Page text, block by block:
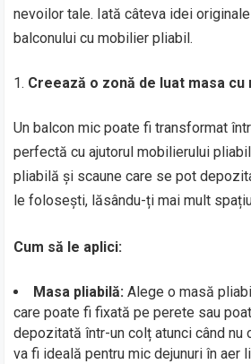
nevoilor tale. Iată câteva idei
balconului cu mobilier pliabil.
Creează o zonă de luat masa
Un balcon mic poate fi transformat
perfectă cu ajutorul mobilierului
pliabilă și scaune care se pot
le folosești, lăsându-ți mai mult
Cum să le aplici:
Masa pliabilă: Alege o masă
care poate fi fixată pe perete sau
depozitată într-un colț atunci când nu
va fi ideală pentru mic dejunuri în aer